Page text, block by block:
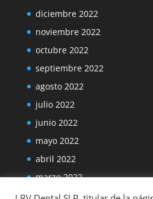
diciembre 2022
noviembre 2022
octubre 2022
septiembre 2022
agosto 2022
julio 2022
junio 2022
mayo 2022
abril 2022
marzo 2022